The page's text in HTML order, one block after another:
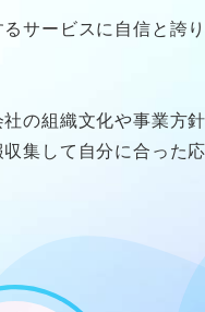
サービスに自信と誇
の組織文化や事業方
集して自分に合った